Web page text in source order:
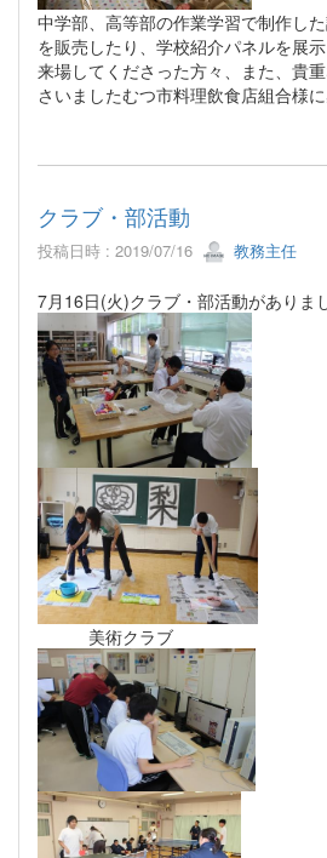
中学部、高等部の作業学習で制作し
を販売したり、学校紹介パネルを展示
来場してくださった方々、また、貴
さいましたむつ市料理飲食店組合様に
クラブ・部活動
投稿日時 : 2019/07/16 教務主任
7月16日(火)クラブ・部活動がありま
美術クラブ 書